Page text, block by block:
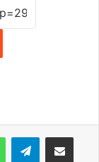
WhatsAppTelegramE-Posta ile